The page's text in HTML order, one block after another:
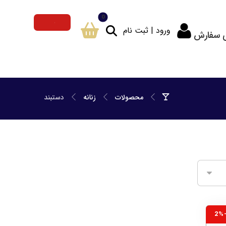
سفارش ورود | ثبت نام
محصولات زنانه دستبند
-